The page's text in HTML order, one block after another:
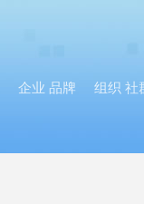
企业 品牌 组织 社